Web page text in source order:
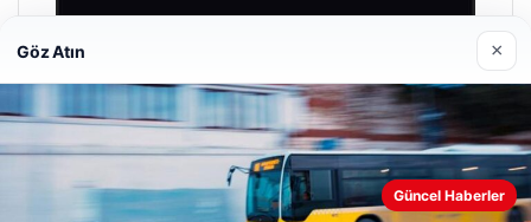
Prenses Night Club
Nisan 29, 2026
Web sitemizi nasıl kullandığınızı daha iyi anlayabilmek,
Göz Atın ×
Güncel Haberler